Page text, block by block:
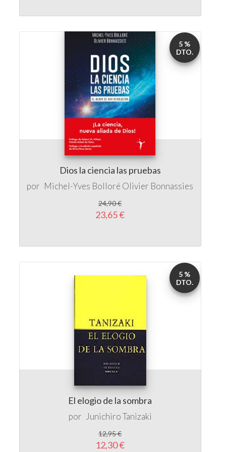
Dios la ciencia las pruebas
por Michel-Yves Bolloré Olivier Bonnassies
24,90 €
23,65 €
5 %
DTO.
El elogio de la sombra
por Junichiro Tanizaki
12,95 €
12,30 €
5 %
DTO.